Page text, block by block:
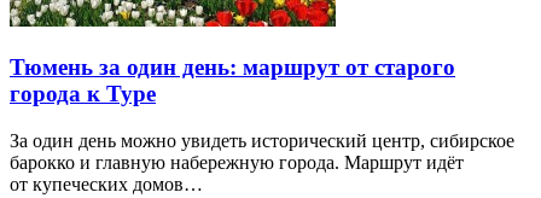
Тюмень за один день: маршрут от старого
города к Туре
За один день можно увидеть исторический центр, сибирское
барокко и главную набережную города. Маршрут идёт
от купеческих домов…